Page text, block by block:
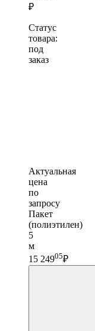
₽
Статус
товара:
под
заказ
Актуальная
цена
по
запросу
Пакет
(полиэтилен)
5
м
15 24905₽